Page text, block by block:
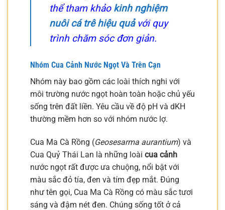
thể tham khảo kinh nghiệm
nuôi cá trê hiệu quảvới quy
trình chăm sóc đơn giản.
Nhóm Cua Cảnh Nước Ngọt Và Trên Cạn
Nhóm này bao gồm các loài thích nghi với
môi trường nước ngọt hoàn toàn hoặc chủ yếu
sống trên đất liền. Yêu cầu về độ pH và dKH
thường mềm hơn so với nhóm nước lợ.
Cua Ma Cà Rồng (Geosesarma aurantium) và
Cua Quỷ Thái Lan là những loài cua cảnh
nước ngọt rất được ưa chuộng, nổi bật với
màu sắc đỏ tía, đen và tím đẹp mắt. Đúng
như tên gọi, Cua Ma Cà Rồng có màu sắc tươi
sáng và đậm nét đen. Chúng sống tốt ở cả